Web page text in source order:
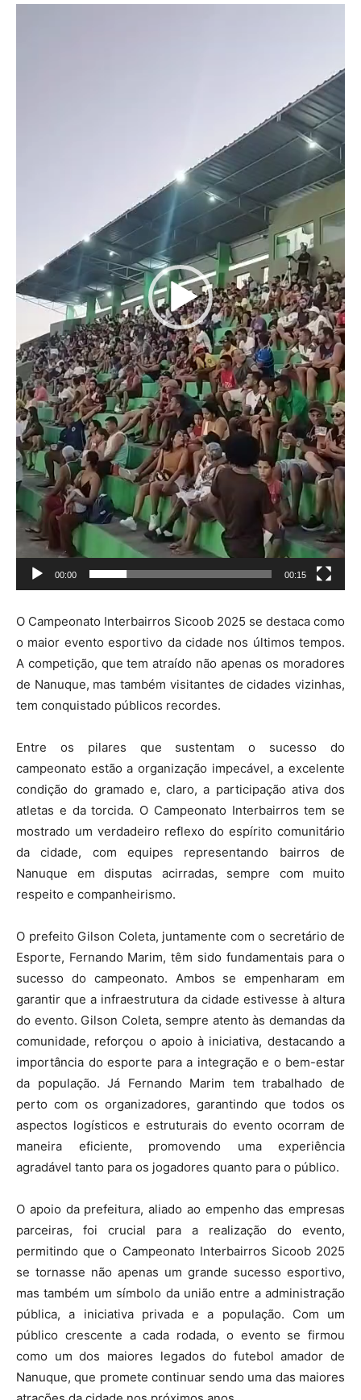
o
00:00 00:15
O Campeonato Interbairros Sicoob 2025 se destaca como
o maior evento esportivo da cidade nos últimos tempos.
A competição, que tem atraído não apenas os moradores
de Nanuque, mas também visitantes de cidades vizinhas,
tem conquistado públicos recordes.
Entre os pilares que sustentam o sucesso do
campeonato estão a organização impecável, a excelente
condição do gramado e, claro, a participação ativa dos
atletas e da torcida. O Campeonato Interbairros tem se
mostrado um verdadeiro reflexo do espírito comunitário
da cidade, com equipes representando bairros de
Nanuque em disputas acirradas, sempre com muito
respeito e companheirismo.
O prefeito Gilson Coleta, juntamente com o secretário de
Esporte, Fernando Marim, têm sido fundamentais para o
sucesso do campeonato. Ambos se empenharam em
garantir que a infraestrutura da cidade estivesse à altura
do evento. Gilson Coleta, sempre atento às demandas da
comunidade, reforçou o apoio à iniciativa, destacando a
importância do esporte para a integração e o bem-estar
da população. Já Fernando Marim tem trabalhado de
perto com os organizadores, garantindo que todos os
aspectos logísticos e estruturais do evento ocorram de
maneira eficiente, promovendo uma experiência
agradável tanto para os jogadores quanto para o público.
O apoio da prefeitura, aliado ao empenho das empresas
parceiras, foi crucial para a realização do evento,
permitindo que o Campeonato Interbairros Sicoob 2025
se tornasse não apenas um grande sucesso esportivo,
mas também um símbolo da união entre a administração
pública, a iniciativa privada e a população. Com um
público crescente a cada rodada, o evento se firmou
como um dos maiores legados do futebol amador de
Nanuque, que promete continuar sendo uma das maiores